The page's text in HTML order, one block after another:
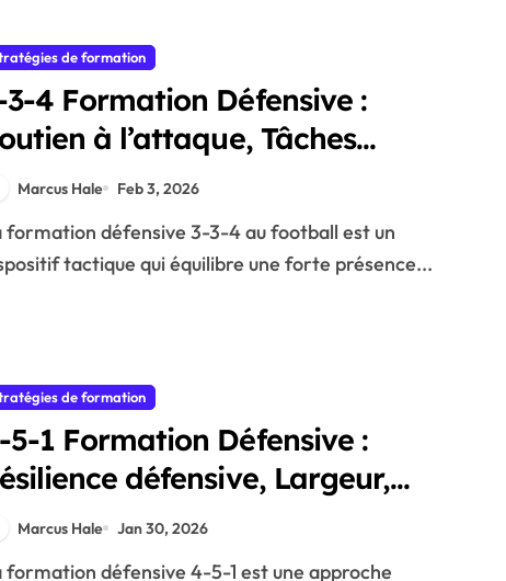
de formation
3-4 Formation Défensive :
à l’attaque, Tâches
défensives, Largeur
Marcus Hale Feb 3, 2026
tactique qui équilibre une forte présence...
de formation
5-1 Formation Défensive :
défensive, Largeur,
Contre-attaque
Marcus Hale Jan 30, 2026